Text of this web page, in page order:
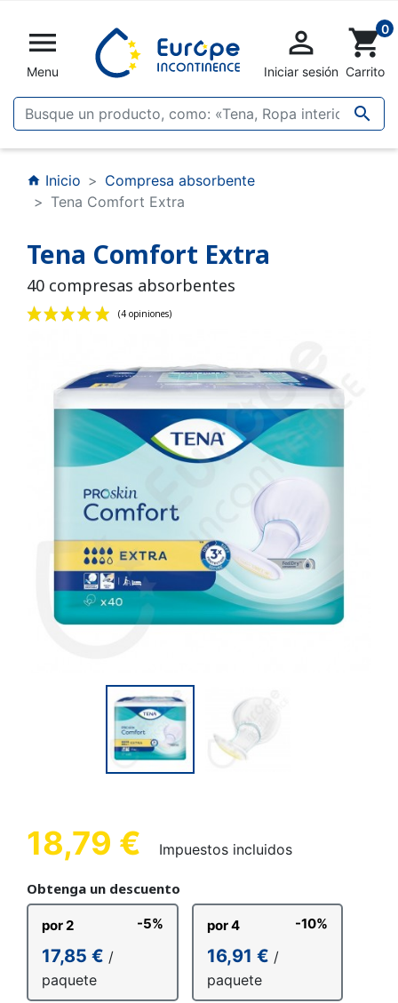

Menu


Iniciar sesión
shopping_cart0
Carrito
home Inicio
Compresa absorbente
Tena Comfort Extra
Tena Comfort Extra
40 compresas absorbentes
(4 opiniones)
18,79 € Impuestos incluidos
Obtenga un descuento
por 2 -5%
17,85 € /
paquete
por 4 -10%
16,91 € /
paquete